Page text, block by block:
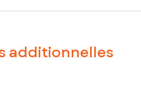
d'eau et wc séparé.
viennent parfaire l'ensemble
la maison bénéficie de
additionnelles